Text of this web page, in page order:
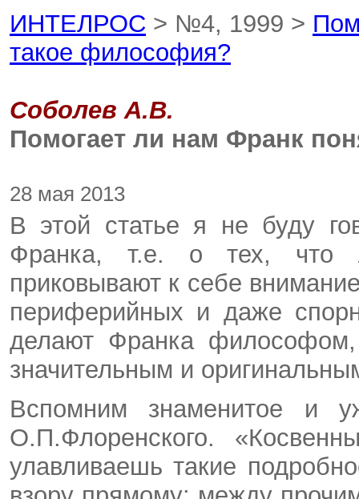
ИНТЕЛРОС > №4, 1999 >
такое философия?
Соболев А.В.
Помогает ли нам Франк
28 мая 2013
В этой статье я не буду
Франка, т.е. о тех, что
приковывают к себе
периферийных и даже
делают Франка
значительным и
Вспомним знаменитое и
О.П.Флоренского.
улавливаешь такие